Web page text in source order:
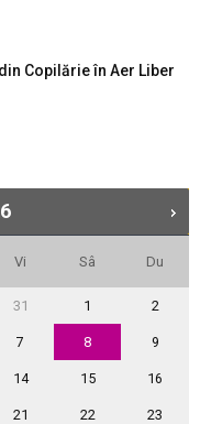
Copilărie în Aer Liber
Vi Sâ Du
31 1 2
7 8 9
14 15 16
21 22 23